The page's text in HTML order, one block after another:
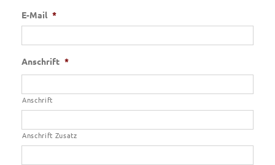
E-Mail *
Anschrift *
Anschrift
Anschrift Zusatz